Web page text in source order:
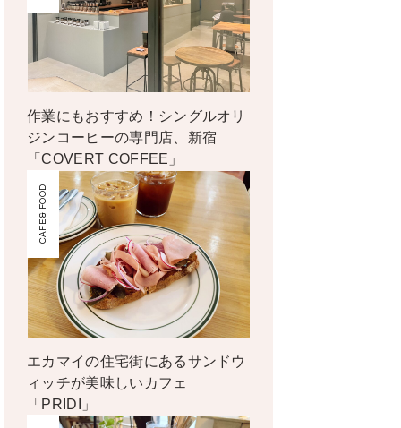
作業にもおすすめ！シングルオリ
ジンコーヒーの専門店、新宿
「COVERT COFFEE」
CAFE & FOOD
エカマイの住宅街にあるサンドウ
ィッチが美味しいカフェ
「PRIDI」